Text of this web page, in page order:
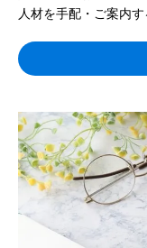
人材を手配・ご案内